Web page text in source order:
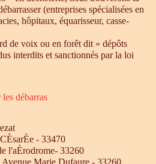
(entreprises spécialisées en
hôpitaux, équarisseur, casse-
de voix ou en forêt dit « dépôts
interdits et sanctionnés par la loi
débarras
- 33470
l'aÈrodrome- 33260
Marie Dufaure - 33260